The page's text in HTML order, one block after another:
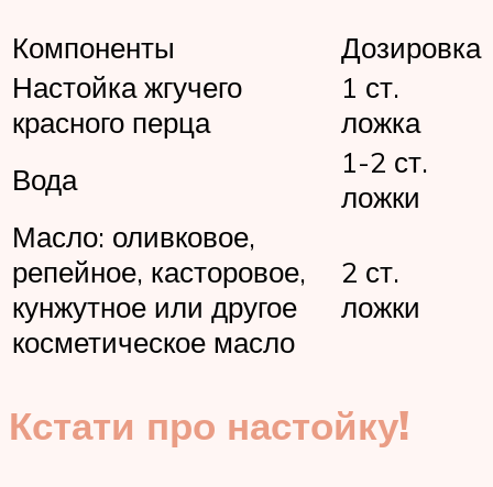
Компоненты
Дозировка
Настойка жгучего
красного перца
1 ст.
ложка
Вода
1-2 ст.
ложки
Масло: оливковое,
репейное, касторовое,
кунжутное или другое
косметическое масло
2 ст.
ложки
Кстати про настойку!